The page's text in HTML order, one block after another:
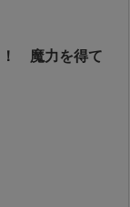
！ 魔力を得て